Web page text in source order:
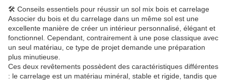
🛠️ Conseils essentiels pour réussir un sol mix bois et carrelage
Associer du bois et du carrelage dans un même sol est une
excellente manière de créer un intérieur personnalisé, élégant et
fonctionnel. Cependant, contrairement à une pose classique avec
un seul matériau, ce type de projet demande une préparation
plus minutieuse.
Ces deux revêtements possèdent des caractéristiques différentes
: le carrelage est un matériau minéral, stable et rigide, tandis que